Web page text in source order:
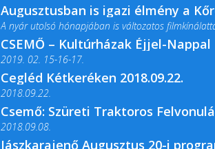
Augusztusban is igazi élmény a
A nyár utolsó hónapjában is változatos
CSEMŐ – Kultúrházak Éjjel-Nappal
2019. 02. 15-16-17.
Színes és tartalmas programokkal várja a Csemői
Cegléd Kétkeréken 2018.09.22.
2018.09.22.
Csemő: Szüreti Traktoros
2018.09.08.
Jászkarajenő Augusztus 20-i